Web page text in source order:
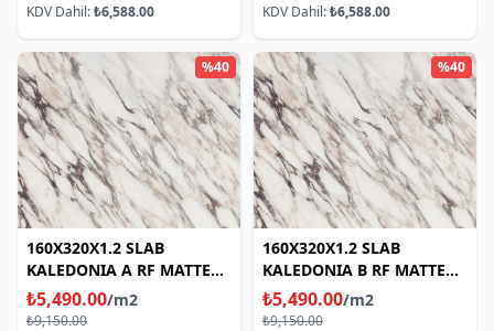
KDV Dahil:₺6,588.00
KDV Dahil:₺6,588.00
%40
160X320X1.2 SLAB
KALEDONIA A RF MATTE
1ST CHOICE,
₺5,490.00/m2
₺9,150.00
%40
160X320X1.2 SLAB
KALEDONIA B RF MATTE
1ST CHOICE
₺5,490.00/m2
₺9,150.00